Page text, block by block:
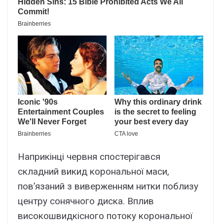
Наприкінці червня спостерігався
складний викид корональної маси,
пов’язаний з виверженням нитки поблизу
центру сонячного диска. Вплив
високошвидкісного потоку корональної